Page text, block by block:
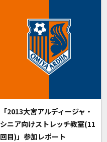
「2013大宮アルディージャ・
シニア向けストレッチ教室(11
回目)」参加レポート